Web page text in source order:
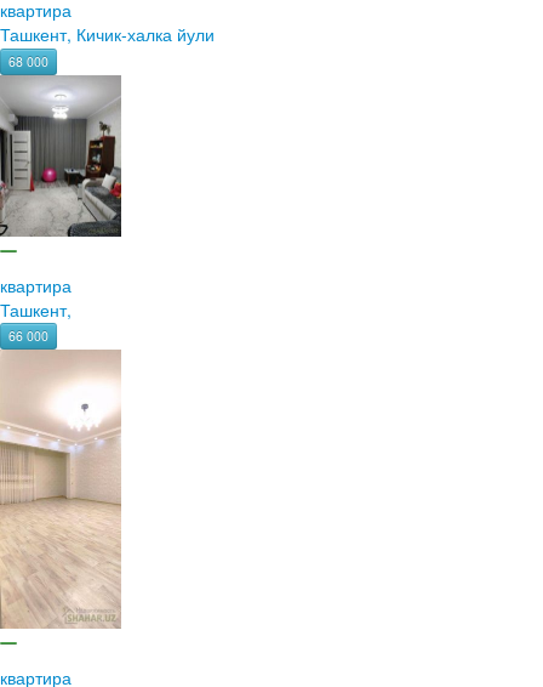
квартира
Ташкент, Кичик-халка йули
68 000
квартира
Ташкент,
66 000
квартира